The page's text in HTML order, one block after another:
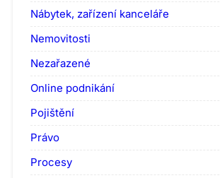
Nábytek, zařízení kanceláře
Nemovitosti
Nezařazené
Online podnikání
Pojištění
Právo
Procesy